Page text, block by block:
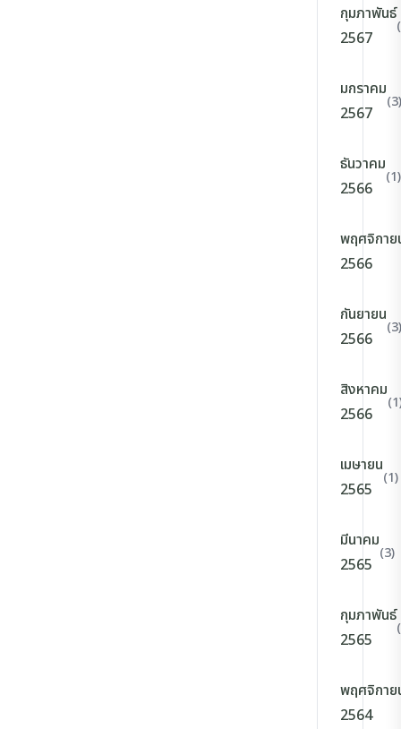
กุมภาพันธ์
2567
มกราคม
2567
(3)
ธันวาคม
2566
(1)
พฤศจิกาย
2566
กันยายน
2566
(3)
สิงหาคม
2566
เมษายน
2565
(1)
มีนาคม
2565
(3)
กุมภาพันธ์
2565
พฤศจิกาย
2564